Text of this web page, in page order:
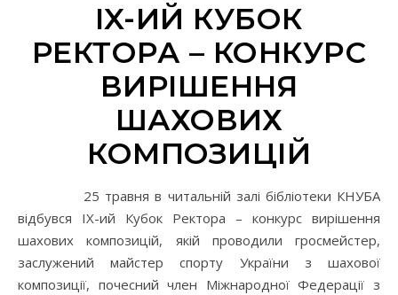
IX-ИЙ КУБОК
РЕКТОРА – КОНКУРС
ВИРІШЕННЯ
ШАХОВИХ
КОМПОЗИЦІЙ
25 травня в читальній залі бібліотеки КНУБА
відбувся IX-ий Кубок Ректора – конкурс вирішення
шахових композицій, якій проводили гросмейстер,
заслужений майстер спорту України з шахової
композиції, почесний член Міжнародної Федерації з